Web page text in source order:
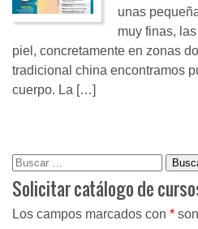
unas
muy finas,
piel, concretamente en zonas
tradicional china encontramos
cuerpo. La […]
Buscar:
Solicitar catálogo de
Los campos marcados con *